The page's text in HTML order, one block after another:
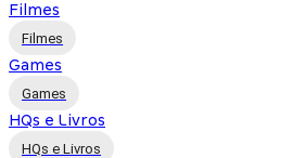
Filmes
Filmes
Games
Games
HQs e Livros
HQs e Livros